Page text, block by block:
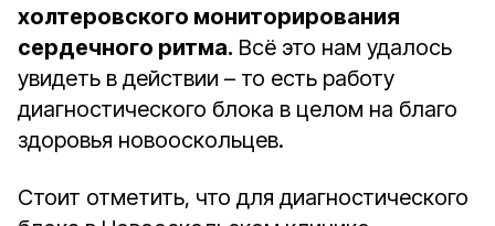
холтеровского мониторирования
сердечного ритма. Всё это нам удалось
увидеть в действии – то есть работу
диагностического блока в целом на благо
здоровья новооскольцев.
Стоит отметить, что для диагностического